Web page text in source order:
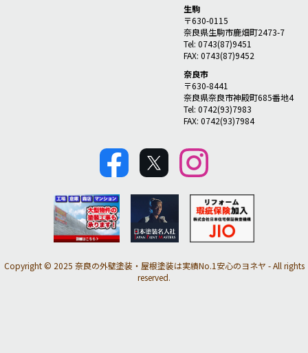
生駒
〒630-0115
奈良県生駒市鹿畑町2473-7
Tel: 0743(87)9451
FAX: 0743(87)9452
奈良市
〒630-8441
奈良県奈良市神殿町685番地4
Tel: 0742(93)7983
FAX: 0742(93)7984
Copyright © 2025 奈良の外壁塗装・屋根塗装は実績No.1安心のヨネヤ - All rights
reserved.